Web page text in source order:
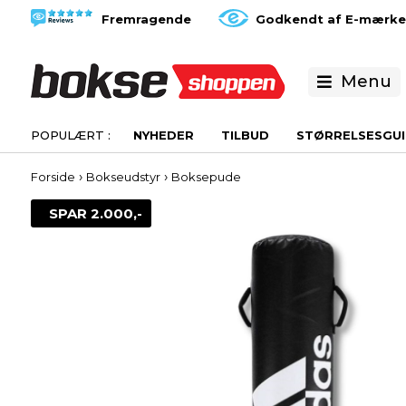
Fremragende Godkendt af E-
Menu
NYHEDER TILBUD
Forside › Bokseudstyr› Boksepude
SPAR 2.000,-